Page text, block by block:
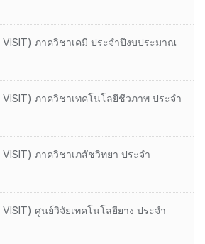
VISIT) ภาควิชาเคมี ประจําปีงบประมาณ
VISIT) ภาควิชาเทคโนโลยีชีวภาพ ประจํา
VISIT) ภาควิชาเภสัชวิทยา ประจํา
VISIT) ศูนย์วิจัยเทคโนโลยียาง ประจํา